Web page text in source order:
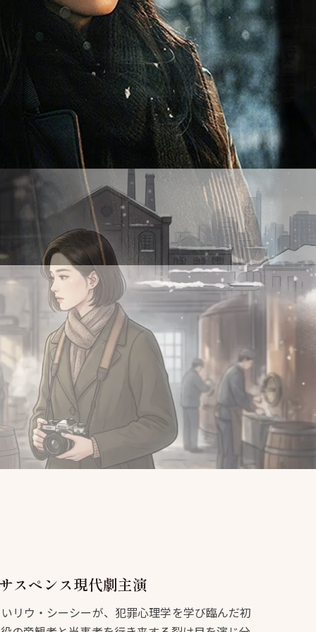
格付け表を作ってみる →
スペンス現代劇主演
リウ・シーシーが、犯罪心理学を学び臨んだ初